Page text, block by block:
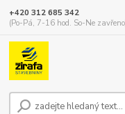
+420 312 685 342
(Po-Pá, 7-16 hod. So-Ne